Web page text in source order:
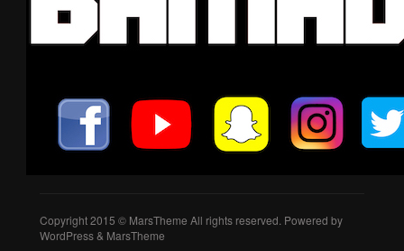
Copyright 2015 © MarsTheme All rights reserved. Powered by
WordPress & MarsTheme